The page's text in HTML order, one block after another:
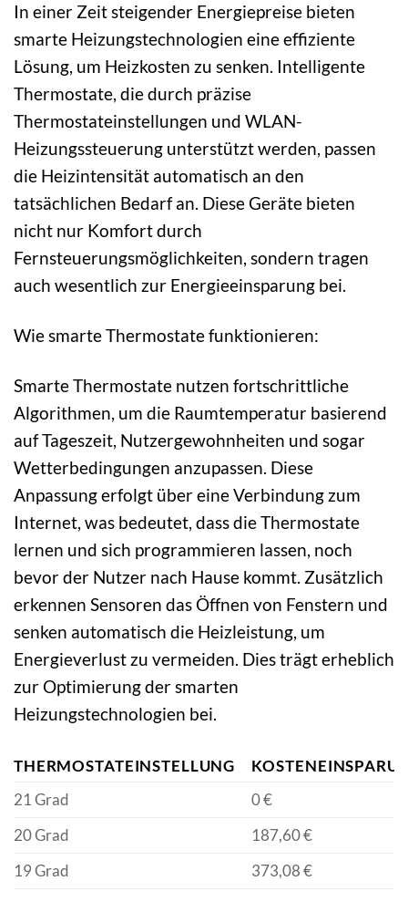
In einer Zeit steigender Energiepreise bieten
smarte Heizungstechnologien eine effiziente
Lösung, um Heizkosten zu senken. Intelligente
Thermostate, die durch präzise
Thermostateinstellungen und WLAN-
Heizungssteuerung unterstützt werden, passen
die Heizintensität automatisch an den
tatsächlichen Bedarf an. Diese Geräte bieten
nicht nur Komfort durch
Fernsteuerungsmöglichkeiten, sondern tragen
auch wesentlich zur Energieeinsparung bei.
Wie smarte Thermostate funktionieren:
Smarte Thermostate nutzen fortschrittliche
Algorithmen, um die Raumtemperatur basierend
auf Tageszeit, Nutzergewohnheiten und sogar
Wetterbedingungen anzupassen. Diese
Anpassung erfolgt über eine Verbindung zum
Internet, was bedeutet, dass die Thermostate
lernen und sich programmieren lassen, noch
bevor der Nutzer nach Hause kommt. Zusätzlich
erkennen Sensoren das Öffnen von Fenstern und
senken automatisch die Heizleistung, um
Energieverlust zu vermeiden. Dies trägt erheblich
zur Optimierung der smarten
Heizungstechnologien bei.
THERMOSTATEINSTELLUNG
21 Grad
0 €
20 Grad
187,60 €
19 Grad
373,08 €